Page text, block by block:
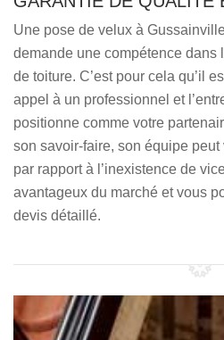
Une pose de velux à
demande une compétence dans
de toiture. C’est pour cela qu’il
appel à un professionnel et
positionne comme votre
son savoir-faire, son équipe
par rapport à l’inexistence de
avantageux du marché et vous
devis détaillé.